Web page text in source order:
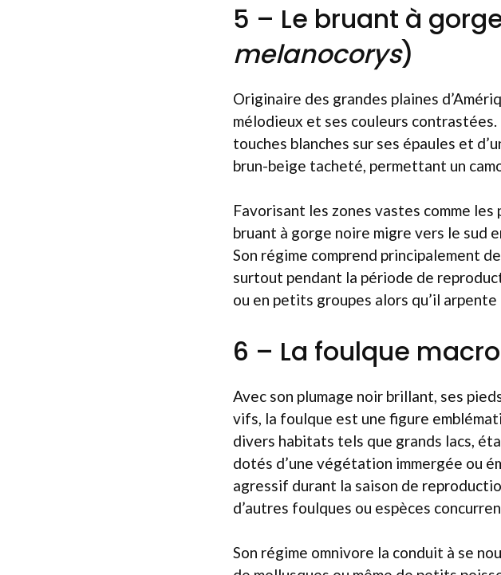
5 – Le bruant à
melanocorys)
Originaire des grandes plaines
mélodieux et ses couleurs
touches blanches sur ses épaules et
brun-beige tacheté, permettant un
Favorisant les zones vastes comme
bruant à gorge noire migre vers le sud
Son régime comprend principalement
surtout pendant la période de
ou en petits groupes alors qu’il
6 – La foulque
Avec son plumage noir brillant, ses
vifs, la foulque est une figure
divers habitats tels que grands lacs,
dotés d’une végétation immergée ou
agressif durant la saison de
d’autres foulques ou espèces
Son régime omnivore la conduit à se